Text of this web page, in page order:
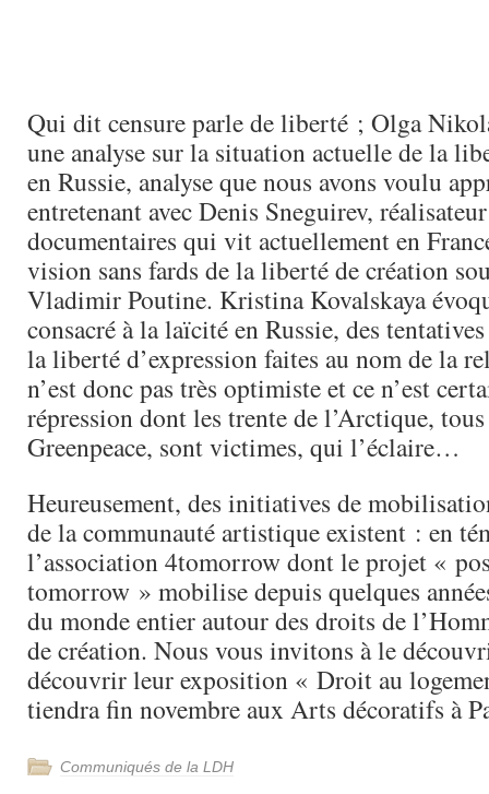
Qui dit censure parle de liberté ; Olga
une analyse sur la situation actuelle de la
en Russie, analyse que nous avons voulu
entretenant avec Denis Sneguirev,
documentaires qui vit actuellement en
vision sans fards de la liberté de création
Vladimir Poutine. Kristina Kovalskaya
consacré à la laïcité en Russie, des
la liberté d’expression faites au nom de la
n’est donc pas très optimiste et ce n’est
répression dont les trente de l’Arctique,
Greenpeace, sont victimes, qui l’éclaire…
Heureusement, des initiatives de
de la communauté artistique existent : en
l’association 4tomorrow dont le projet «
tomorrow » mobilise depuis quelques
du monde entier autour des droits de
de création. Nous vous invitons à le
découvrir leur exposition « Droit au
tiendra fin novembre aux Arts décoratifs à
Communiqués de la LDH